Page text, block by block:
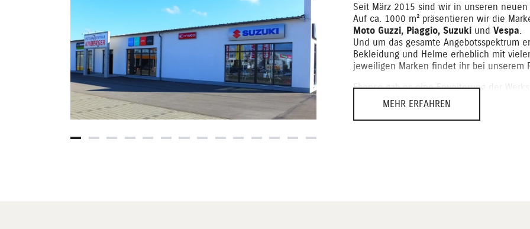
Seit März 2015 sind wir in unseren
Auf ca. 1000 m² präsentieren wir die
Moto Guzzi, Piaggio, Suzuki undVespa.
Und um das gesamte Angebotsspektrum
Bekleidung und Helme erheblich mit
jeweiligen Marken findet ihr bei unserem
Ebenso gab es eine Erweiterung der
exklusiven Galerie für unser Vespa-
Als Team Kinberger können wir seither
MEHR ERFAHREN